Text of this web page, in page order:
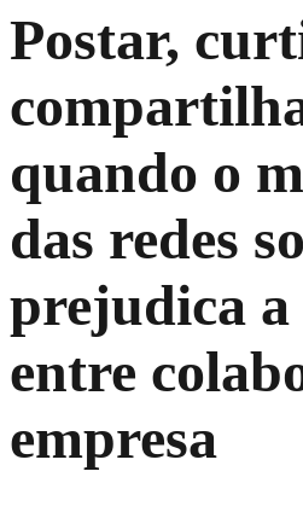
Postar,
quando o
das redes
prejudica a
entre
empresa